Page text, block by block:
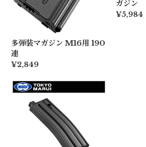
多弾装マガジン M16用 190
連
¥2,849
ガジン
¥5,984